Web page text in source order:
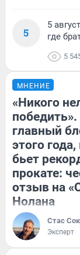
5
5
где
5
МНЕНИЕ
«Никого
главный
этого
бьет
прокате:
отзыв на
Нолана
Стас
Эксперт